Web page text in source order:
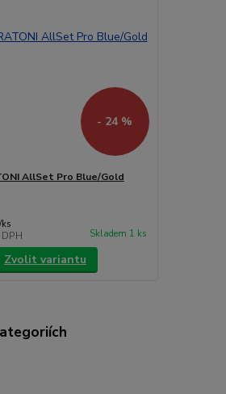
- 24 %
AllSet Pro Blue/Gold
ks
Skladem 1 ks
Zvolit variantu